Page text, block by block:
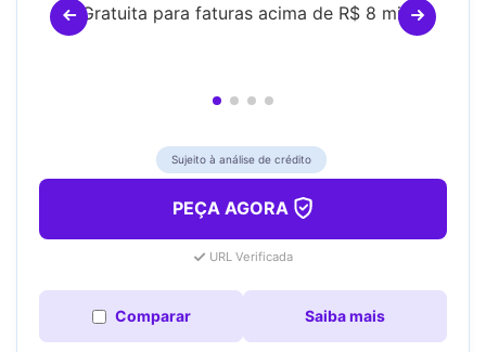
Gratuita para faturas acima de R$ 8 mil
Sujeito à análise de crédito
PEÇA AGORA
URL Verificada
Comparar Saiba mais